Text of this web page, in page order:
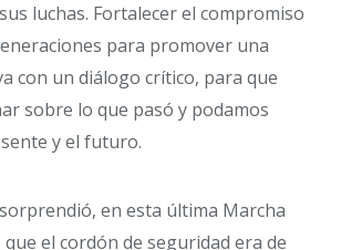
luchas. Fortalecer el compromiso
para promover una
con un diálogo crítico, para que
sobre lo que pasó y podamos
y el futuro.
en esta última Marcha
que el cordón de seguridad era de